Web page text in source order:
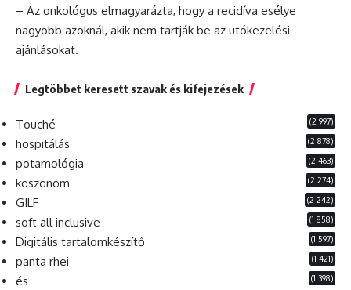
– Az onkológus elmagyarázta, hogy a recidíva esélye
nagyobb azoknál, akik nem tartják be az utókezelési
ajánlásokat.
Legtöbbet keresett szavak és kifejezések
Touché (2 997)
hospitálás (2 878)
potamológia (2 463)
köszönöm (2 274)
GILF (2 242)
soft all inclusive (1 858)
Digitális tartalomkészítő (1 597)
panta rhei (1 421)
és (1 398)